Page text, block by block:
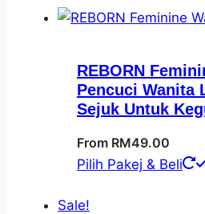
REBORN
Pencuci Wanita
Sejuk Untuk
From RM49.00
Pilih Pakej & Beli
Sale!